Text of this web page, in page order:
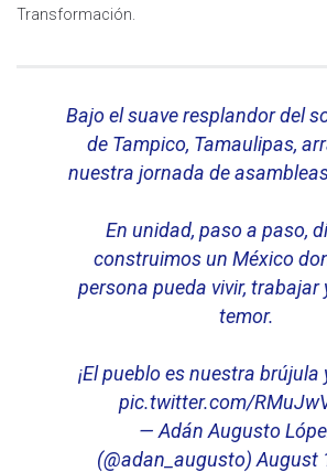
Transformación.
Bajo el suave resplandor del
de Tampico, Tamaulipas,
nuestra jornada de
En unidad, paso a paso,
construimos un México
persona pueda vivir, trabajar
temor.
¡El pueblo es nuestra
pic.twitter.com/
— Adán Augusto
(@adan_augusto) August